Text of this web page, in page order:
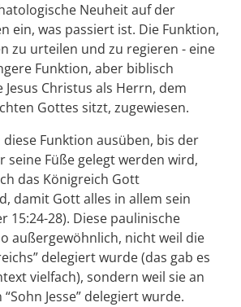
Neuheit auf der
ein, was passiert ist. Die Funktion,
zu urteilen und zu regieren - eine
Funktion, aber biblisch
Christus als Herrn, dem
Gottes sitzt, zugewiesen.
diese Funktion ausüben, bis der
seine Füße gelegt werden wird,
das Königreich Gott
damit Gott alles in allem sein
15:24-28). Diese paulinische
außergewöhnlich, nicht weil die
delegiert wurde (das gab es
vielfach), sondern weil sie an
Jesse” delegiert wurde.